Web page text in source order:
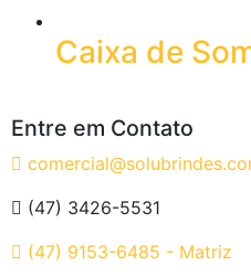
Caixa de
Entre em Contato
(47) 3426-5531
(47) 9153-6485 - Matriz